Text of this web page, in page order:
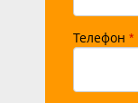
Телефон *